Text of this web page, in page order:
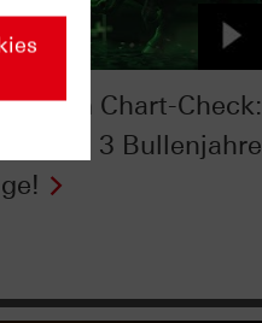
im Chart-Check:
3 Bullenjahre